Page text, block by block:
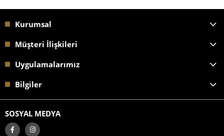
Kurumsal
Müşteri İlişkileri
Uygulamalarımız
Bilgiler
SOSYAL MEDYA